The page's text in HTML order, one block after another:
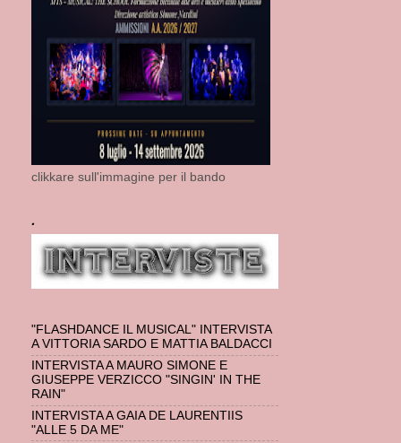
clikkare sull'immagine per il bando
.
"FLASHDANCE IL MUSICAL" INTERVISTA
A VITTORIA SARDO E MATTIA BALDACCI
INTERVISTA A MAURO SIMONE E
GIUSEPPE VERZICCO "SINGIN' IN THE
RAIN"
INTERVISTA A GAIA DE LAURENTIIS
"ALLE 5 DA ME"